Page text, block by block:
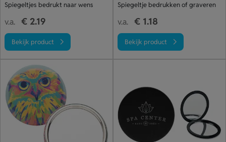
Spiegeltjes bedrukt naar wens
v.a. € 2.19
Bekijk product
Spiegeltje bedrukken of graveren
v.a. € 1.18
Bekijk product